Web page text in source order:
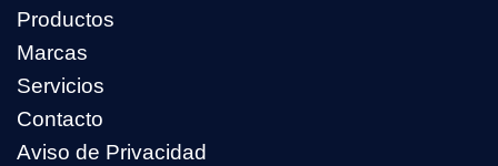
Productos
Marcas
Servicios
Contacto
Aviso de Privacidad